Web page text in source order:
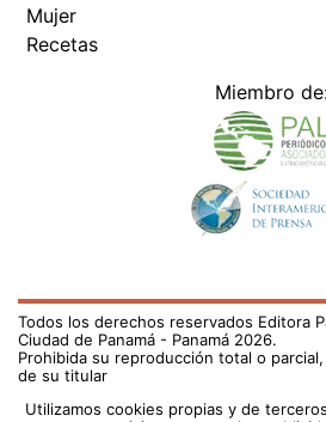
Mujer
Recetas
Miembro
Todos los derechos reservados Editora
Ciudad de Panamá - Panamá 2026.
Prohibida su reproducción total o
de su titular
Utilizamos cookies propias y de